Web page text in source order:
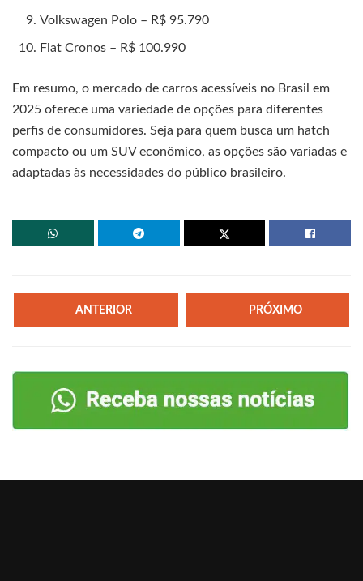
Volkswagen Polo – R$ 95.790
Fiat Cronos – R$ 100.990
Em resumo, o mercado de carros acessíveis no Brasil em
2025 oferece uma variedade de opções para diferentes
perfis de consumidores. Seja para quem busca um hatch
compacto ou um SUV econômico, as opções são variadas e
adaptadas às necessidades do público brasileiro.
ANTERIOR PRÓXIMO